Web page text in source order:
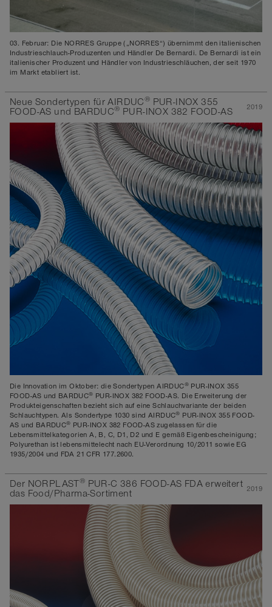
03. Februar: Die NORRES Gruppe („NORRES“) übernimmt den italienischen
Industrieschlauch-Produzenten und Händler De Bernardi. De Bernardi ist ein
italienischer Produzent und Händler von Industrieschläuchen, der seit 1970
im Markt etabliert ist.
Neue Sondertypen für AIRDUC® PUR-INOX 355
FOOD-AS und BARDUC® PUR-INOX 382 FOOD-AS 2019
Die Innovation im Oktober: die Sondertypen AIRDUC® PUR-INOX 355
FOOD-AS und BARDUC® PUR-INOX 382 FOOD-AS. Die Erweiterung der
Produkteigenschaften bezieht sich auf eine Schlauchvariante der beiden
Schlauchtypen. Als Sondertype 1030 sind AIRDUC® PUR-INOX 355 FOOD-
AS und BARDUC® PUR-INOX 382 FOOD-AS zugelassen für die
Lebensmittelkategorien A, B, C, D1, D2 und E gemäß Eigenbescheinigung;
Polyurethan ist lebensmittelecht nach EU-Verordnung 10/2011 sowie EG
1935/2004 und FDA 21 CFR 177.2600.
Der NORPLAST® PUR-C 386 FOOD-AS FDA erweitert
das Food/Pharma-Sortiment
2019